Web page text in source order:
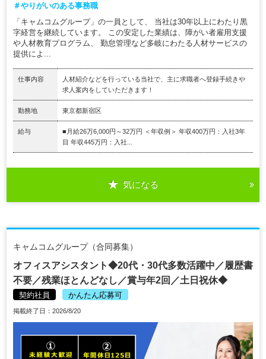
＃やりがいのある事務職
「キャムコムグループ」の一員として、 当社は30年以上にわたり黒
字経営を継続しています。 この安定した業績は、障がい者雇用支援
や人材教育プログラム、 勤怠管理など多岐にわたる人材サービスの
提供によ...
仕事内容
人材紹介などを行っている当社で、主に求職者へ登録手続きや
求人案内をしていただきます！
勤務地 東京都新宿区
給与
■月給26万6,000円～32万円 ＜年収例＞ 年収400万円：入社3年
目 年収445万円：入社...
気になる
キャムコムグループ（合同募集）
オフィスアシスタント◆20代・30代多数活躍中／履歴書
不要／残業ほとんどなし／賞与年2回／土日祝休◆
契約社員 かんたん応募可
掲載終了日：2026/8/20